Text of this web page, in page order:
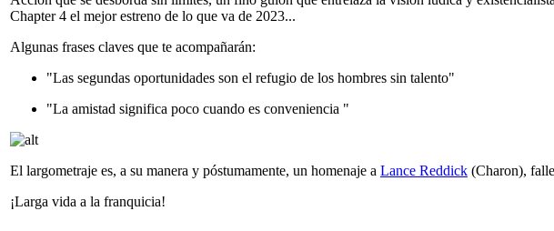
Chapter 4 el mejor estreno de lo que va de 2023...
Algunas frases claves que te acompañarán:
"Las segundas oportunidades son el refugio de los hombres sin talento"
"La amistad significa poco cuando es conveniencia "
El largometraje es, a su manera y póstumamente, un homenaje a Lance Reddick (Charon),
¡Larga vida a la franquicia!